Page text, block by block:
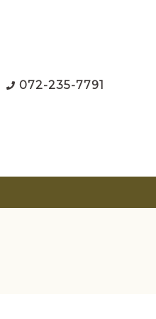
072-235-7791